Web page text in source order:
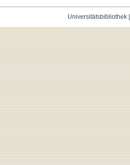
Universitätsbibliothek|